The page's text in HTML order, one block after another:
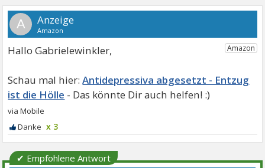
A
Hallo Gabrielewinkler,
Antidepressiva abgesetzt - Entzug
ist die Hölle
x 3
✔ Empfohlene Antwort